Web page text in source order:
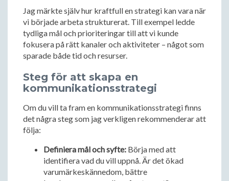
Jag märkte själv hur kraftfull en strategi kan vara när
vi började arbeta strukturerat. Till exempel ledde
tydliga mål och prioriteringar till att vi kunde
fokusera på rätt kanaler och aktiviteter – något som
sparade både tid och resurser.
Steg för att skapa en
kommunikationsstrategi
Om du vill ta fram en kommunikationsstrategi finns
det några steg som jag verkligen rekommenderar att
följa:
Definiera mål och syfte: Börja med att
identifiera vad du vill uppnå. Är det ökad
varumärkeskännedom, bättre